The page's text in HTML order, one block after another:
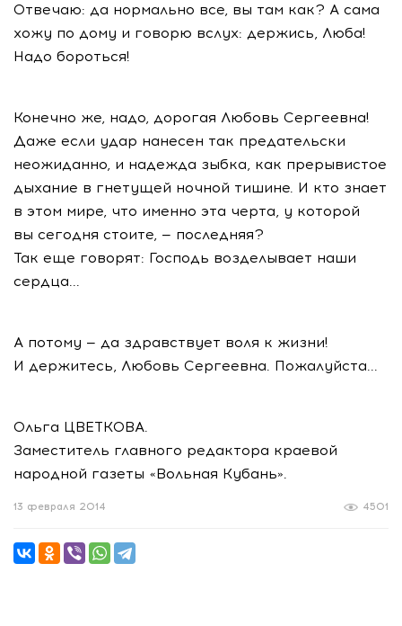
Отвечаю: да нормально все, вы там как? А сама
хожу по дому и говорю вслух: держись, Люба!
Надо бороться!
Конечно же, надо, дорогая Любовь Сергеевна!
Даже если удар нанесен так предательски
неожиданно, и надежда зыбка, как прерывистое
дыхание в гнетущей ночной тишине. И кто знает
в этом мире, что именно эта черта, у которой
вы сегодня стоите, — последняя?
Так еще говорят: Господь возделывает наши
сердца...
А потому — да здравствует воля к жизни!
И держитесь, Любовь Сергеевна. Пожалуйста...
Ольга ЦВЕТКОВА.
Заместитель главного редактора краевой
народной газеты «Вольная Кубань».
4501
13 февраля 2014